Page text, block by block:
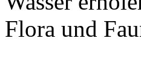
Flora und